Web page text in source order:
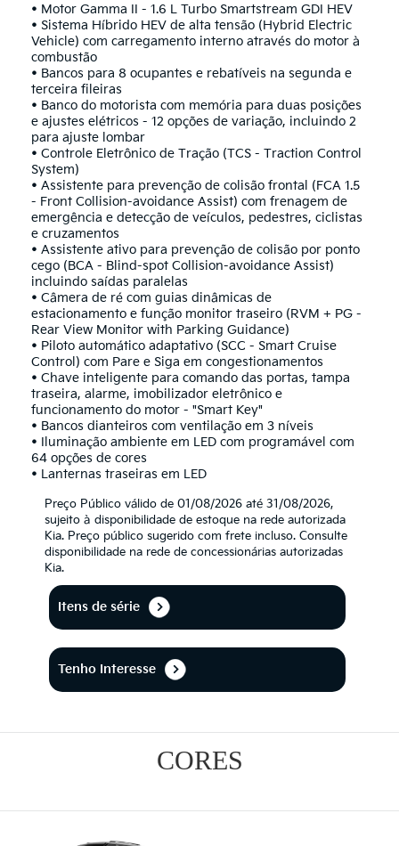
• Motor Gamma II - 1.6 L Turbo Smartstream GDI HEV
• Sistema Híbrido HEV de alta tensão (Hybrid Electric
Vehicle) com carregamento interno através do motor à
combustão
• Bancos para 8 ocupantes e rebatíveis na segunda e
terceira fileiras
• Banco do motorista com memória para duas posições
e ajustes elétricos - 12 opções de variação, incluindo 2
para ajuste lombar
• Controle Eletrônico de Tração (TCS - Traction Control
System)
• Assistente para prevenção de colisão frontal (FCA 1.5
- Front Collision-avoidance Assist) com frenagem de
emergência e detecção de veículos, pedestres, ciclistas
e cruzamentos
• Assistente ativo para prevenção de colisão por ponto
cego (BCA - Blind-spot Collision-avoidance Assist)
incluindo saídas paralelas
• Câmera de ré com guias dinâmicas de
estacionamento e função monitor traseiro (RVM + PG -
Rear View Monitor with Parking Guidance)
• Piloto automático adaptativo (SCC - Smart Cruise
Control) com Pare e Siga em congestionamentos
• Chave inteligente para comando das portas, tampa
traseira, alarme, imobilizador eletrônico e
funcionamento do motor - "Smart Key"
• Bancos dianteiros com ventilação em 3 níveis
• Iluminação ambiente em LED com programável com
64 opções de cores
• Lanternas traseiras em LED
Preço Público válido de 01/08/2026 até 31/08/2026,
sujeito à disponibilidade de estoque na rede autorizada
Kia. Preço público sugerido com frete incluso. Consulte
disponibilidade na rede de concessionárias autorizadas
Kia.
Itens de série
Tenho Interesse
CORES